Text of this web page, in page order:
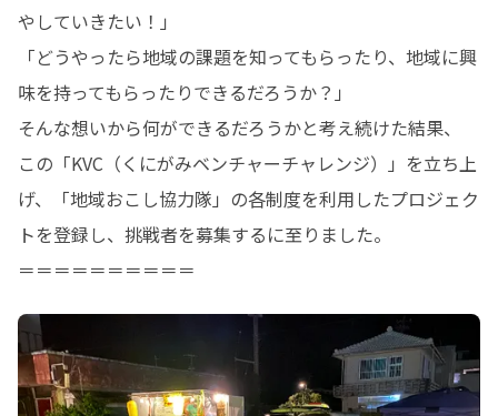
やしていきたい！」
「どうやったら地域の課題を知ってもらったり、地域に興
味を持ってもらったりできるだろうか？」
そんな想いから何ができるだろうかと考え続けた結果、
この「KVC（くにがみベンチャーチャレンジ）」を立ち上
げ、「地域おこし協力隊」の各制度を利用したプロジェク
トを登録し、挑戦者を募集するに至りました。
＝＝＝＝＝＝＝＝＝＝